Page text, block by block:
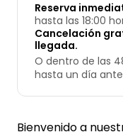
Reserva
hasta las 18:00
Cancelación
llegada.
O dentro de las
hasta un día
Bienvenido a